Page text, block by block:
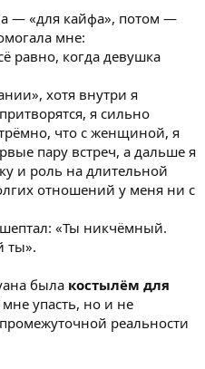
— «для кайфа», потом —
мне:
равно, когда девушка
хотя внутри я
я сильно
что с женщиной, я
пару встреч, а дальше я
и роль на длительной
отношений у меня ни с
«Ты никчёмный.
ты».
была костылём для
упасть, но и не
реальности